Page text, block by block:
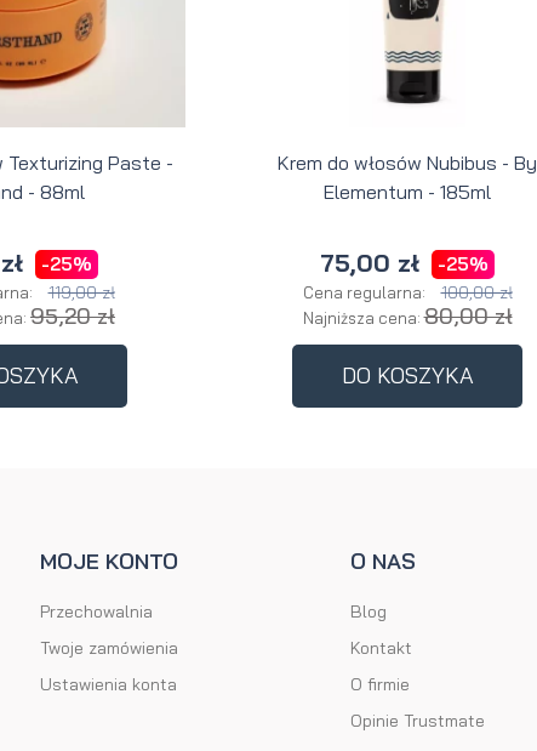
Texturizing Paste -
- 88ml
-25%
119,00 zł
95,20 zł
Krem do włosów Nubibus - By
Elementum - 185ml
75,00 zł -25%
Cena regularna: 100,00 zł
Najniższa cena:80,00 zł
DO KOSZYKA
MOJE KONTO
Przechowalnia
Twoje zamówienia
Ustawienia konta
O NAS
Blog
Kontakt
O firmie
Opinie Trustmate